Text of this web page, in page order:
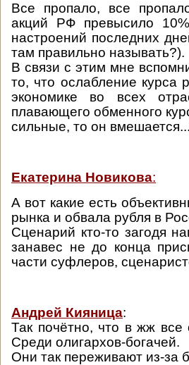
Все пропало, все
акций РФ превысило
настроений последних
там правильно называть?).
В связи с этим мне
то, что ослабление курса
экономике во всех
плавающего обменного
сильные, то он
Екатерина Новикова:
А вот какие есть
рынка и обвала рубля в
Сценарий кто-то загодя
занавес не до конца
части суфлеров,
Андрей Кияница:
Так почётно, что в жж
Среди олигархов-богачей.
Они так переживают из-за